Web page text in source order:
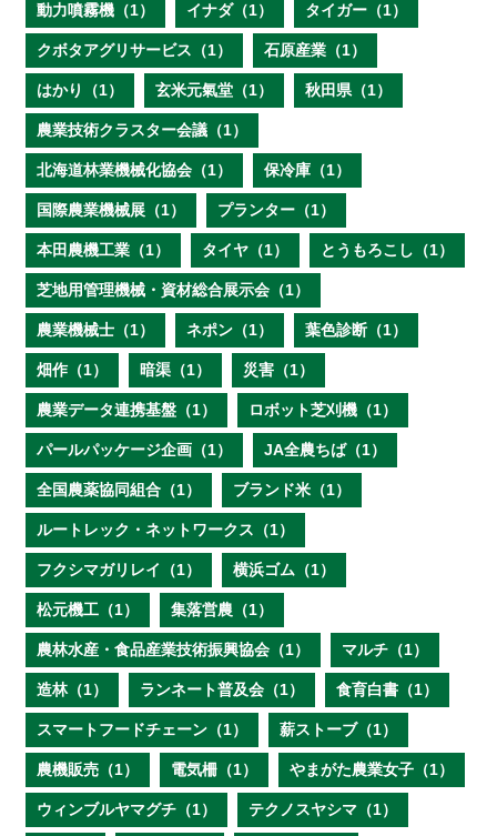
動力噴霧機（1） イナダ（1） タイガー（1）
クボタアグリサービス（1） 石原産業（1）
はかり（1） 玄米元氣堂（1） 秋田県（1）
農業技術クラスター会議（1）
北海道林業機械化協会（1） 保冷庫（1）
国際農業機械展（1） プランター（1）
本田農機工業（1） タイヤ（1） とうもろこし（1）
芝地用管理機械・資材総合展示会（1）
農業機械士（1） ネポン（1） 葉色診断（1）
畑作（1） 暗渠（1） 災害（1）
農業データ連携基盤（1） ロボット芝刈機（1）
パールパッケージ企画（1） JA全農ちば（1）
全国農薬協同組合（1） ブランド米（1）
ルートレック・ネットワークス（1）
フクシマガリレイ（1） 横浜ゴム（1）
松元機工（1） 集落営農（1）
農林水産・食品産業技術振興協会（1） マルチ（1）
造林（1） ランネート普及会（1） 食育白書（1）
スマートフードチェーン（1） 薪ストーブ（1）
農機販売（1） 電気柵（1） やまがた農業女子（1）
ウィンブルヤマグチ（1） テクノスヤシマ（1）